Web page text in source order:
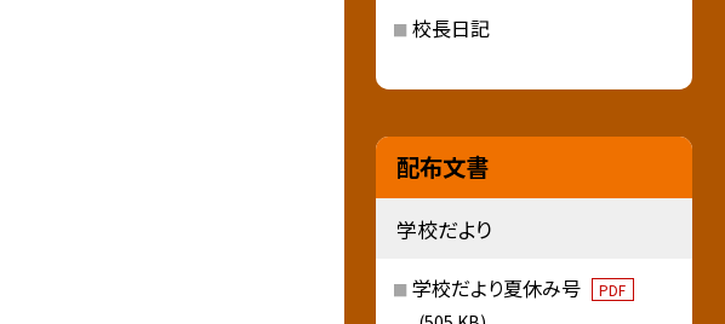
校長日記
配布文書
学校だより
学校だより夏休み号 PDF